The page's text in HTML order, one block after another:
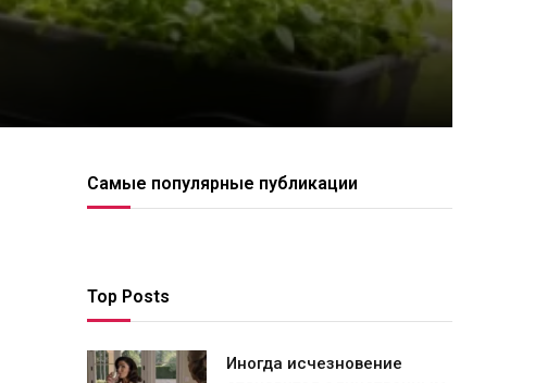
Самые популярные публикации
Top Posts
Иногда исчезновение